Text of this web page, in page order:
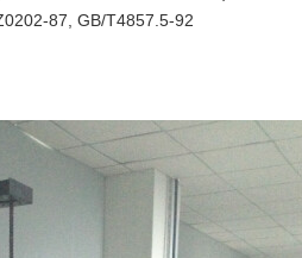
87, GB/T4857.5-92